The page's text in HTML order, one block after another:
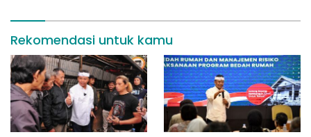
Rekomendasi untuk kamu